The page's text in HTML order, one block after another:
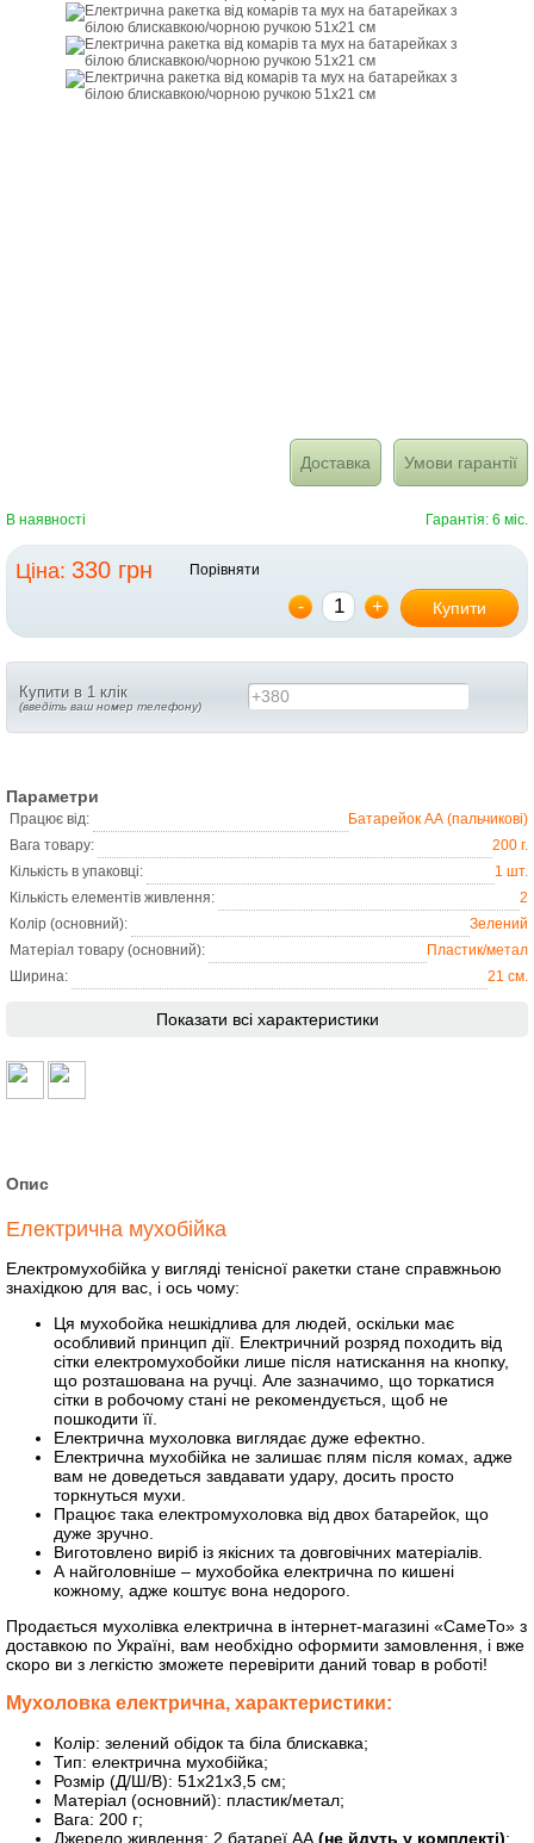
Доставка Умови гарантії
В наявності Гарантія: 6 міс.
Ціна: 330 грн Порівняти
- + Купити
Купити в 1 клік
(введіть ваш номер телефону) +380
Параметри
Працює від:
Батарейок АА (пальчикові)
Вага товару:
200 г.
Кількість в упаковці:
1 шт.
Кількість елементів живлення:
2
Колір (основний):
Зелений
Матеріал товару (основний):
Пластик/метал
Ширина:
21 см.
Показати всі характеристики
Опис
Електрична мухобійка
Електромухобійка у вигляді тенісної ракетки стане справжньою
знахідкою для вас, і ось чому:
Ця мухобойка нешкідлива для людей, оскільки має
особливий принцип дії. Електричний розряд походить від
сітки електромухобойки лише після натискання на кнопку,
що розташована на ручці. Але зазначимо, що торкатися
сітки в робочому стані не рекомендується, щоб не
пошкодити її.
Електрична мухоловка виглядає дуже ефектно.
Електрична мухобійка не залишає плям після комах, адже
вам не доведеться завдавати удару, досить просто
торкнуться мухи.
Працює така електромухоловка від двох батарейок, що
дуже зручно.
Виготовлено виріб із якісних та довговічних матеріалів.
А найголовніше – мухобойка електрична по кишені
кожному, адже коштує вона недорого.
Продається мухолівка електрична в інтернет-магазині «СамеТо» з
доставкою по Україні, вам необхідно оформити замовлення, і вже
скоро ви з легкістю зможете перевірити даний товар в роботі!
Мухоловка електрична, характеристики:
Колір: зелений обідок та біла блискавка;
Тип: електрична мухобійка;
Розмір (Д/Ш/В): 51х21х3,5 см;
Матеріал (основний): пластик/метал;
Вага: 200 г;
Джерело живлення: 2 батареї АА (не йдуть у комплекті);